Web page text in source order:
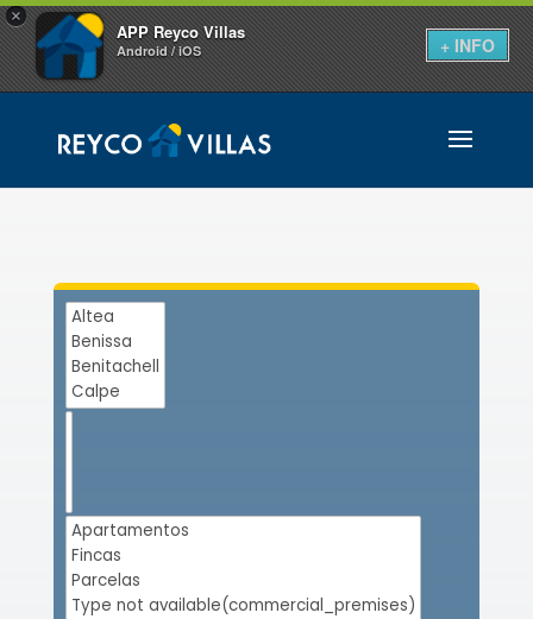
×
APP Reyco Villas
Android / iOS + INFO